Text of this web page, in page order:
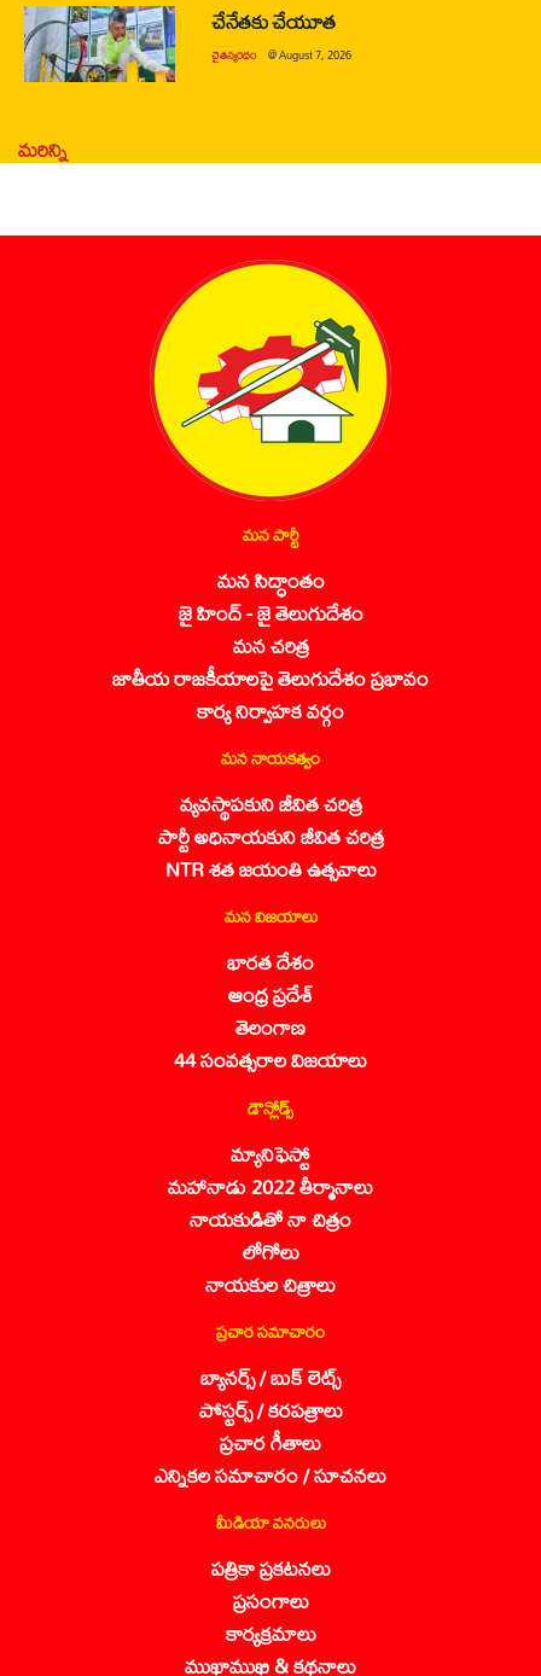
చేనేతకు చేయూత
చైతన్యరధం @August 7, 2026
మరిన్ని
మన పార్టీ
మన సిద్ధాంతం
జై హింద్ - జై తెలుగుదేశం
మన చరిత్ర
జాతీయ రాజకీయాలపై తెలుగుదేశం ప్రభావం
కార్య నిర్వాహక వర్గం
మన నాయకత్వం
వ్యవస్థాపకుని జీవిత చరిత్ర
పార్టీ అధినాయకుని జీవిత చరిత్ర
NTR శత జయంతి ఉత్సవాలు
మన విజయాలు
భారత దేశం
ఆంధ్ర ప్రదేశ్
తెలంగాణ
44 సంవత్సరాల విజయాలు
డౌన్లోడ్స్
మ్యానిఫెస్టో
మహానాడు 2022 తీర్మానాలు
నాయకుడితో నా చిత్రం
లోగోలు
నాయకుల చిత్రాలు
ప్రచార సమాచారం
బ్యానర్స్ / బుక్ లెట్స్
పోస్టర్స్ / కరపత్రాలు
ప్రచార గీతాలు
ఎన్నికల సమాచారం / సూచనలు
మీడియా వనరులు
పత్రికా ప్రకటనలు
ప్రసంగాలు
కార్యక్రమాలు
ముఖాముఖి & కథనాలు